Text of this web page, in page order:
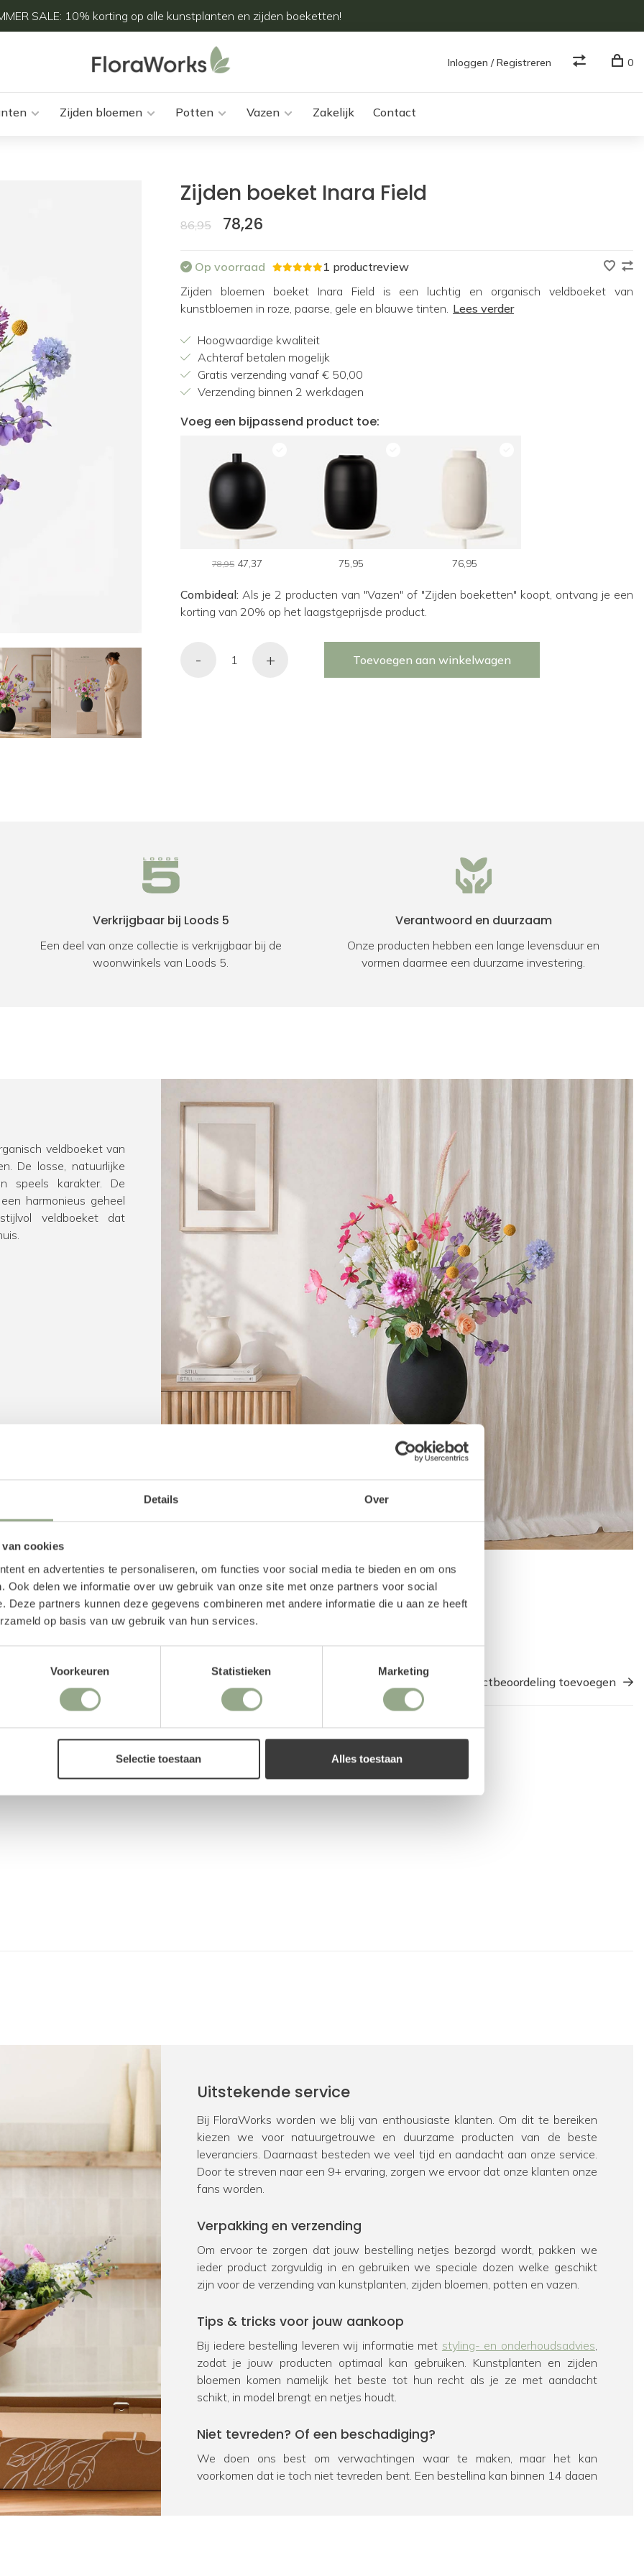
Details Over
van cookies
en advertenties te personaliseren, om functies voor social media te bieden en om ons
Ook delen we informatie over uw gebruik van onze site met onze partners voor social
Deze partners kunnen deze gegevens combineren met andere informatie die u aan ze heeft
op basis van uw gebruik van hun services.
Voorkeuren Statistieken Marketing
Selectie toestaan Alles toestaan
SALE: 10% korting op alle kunstplanten en zijden boeketten!
Zijden bloemen Potten Vazen Zakelijk Contact
Inloggen / Registreren 0
Zijden boeket Inara Field
86,95 78,26
Op voorraad
1 productreview
Zijden bloemen boeket Inara Field is een luchtig en organisch veldboeket van
kunstbloemen in roze, paarse, gele en blauwe tinten. Lees verder
Hoogwaardige kwaliteit
Achteraf betalen mogelijk
Gratis verzending vanaf € 50,00
Verzending binnen 2 werkdagen
Voeg een bijpassend product toe:
78,95 47,37 75,95 76,95
Combideal: Als je 2 producten van "Vazen" of "Zijden boeketten" koopt, ontvang je een
korting van 20% op het laagstgeprijsde product.
- + Toevoegen aan winkelwagen
Verkrijgbaar bij Loods 5
Een deel van onze collectie is verkrijgbaar bij de
woonwinkels van Loods 5.
Verantwoord en duurzaam
Onze producten hebben een lange levensduur en
vormen daarmee een duurzame investering.
veldboeket van
De losse, natuurlijke
speels karakter. De
harmonieus geheel
veldboeket dat
de 28 en 35 cm hoog
zijden boeket mooi bij
Voeg aan jouw
voor dit kunstboeket
de geur van verse
parfum is speciaal
geur een
Inara Field hebben
naar jouw eigen
Uiteraard kun je
Productreviews
Een productbeoordeling toevoegen
Uitstekende service
Bij FloraWorks worden we blij van enthousiaste klanten. Om dit te bereiken
kiezen we voor natuurgetrouwe en duurzame producten van de beste
leveranciers. Daarnaast besteden we veel tijd en aandacht aan onze service.
Door te streven naar een 9+ ervaring, zorgen we ervoor dat onze klanten onze
fans worden.
Verpakking en verzending
Om ervoor te zorgen dat jouw bestelling netjes bezorgd wordt, pakken we
ieder product zorgvuldig in en gebruiken we speciale dozen welke geschikt
zijn voor de verzending van kunstplanten, zijden bloemen, potten en vazen.
Tips & tricks voor jouw aankoop
Bij iedere bestelling leveren wij informatie met styling- en onderhoudsadvies,
zodat je jouw producten optimaal kan gebruiken. Kunstplanten en zijden
bloemen komen namelijk het beste tot hun recht als je ze met aandacht
schikt, in model brengt en netjes houdt.
Niet tevreden? Of een beschadiging?
We doen ons best om verwachtingen waar te maken, maar het kan
voorkomen dat je toch niet tevreden bent. Een bestelling kan binnen 14 dagen